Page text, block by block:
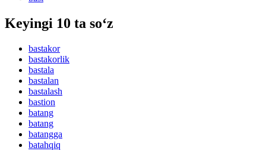
Keyingi 10 ta so‘z
bastakor
bastakorlik
bastala
bastalan
bastalash
bastion
batang
batang
batangga
batahqiq